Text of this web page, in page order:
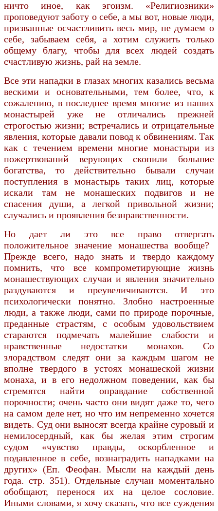
ничто иное, как эгоизм. «Религиозники»
проповедуют заботу о себе, а мы вот, новые люди,
призванные осчастливить весь мир, не думаем о
себе, забываем себя, а хотим служить только
общему благу, чтобы для всех людей создать
счастливую жизнь, рай на земле.
Все эти нападки в глазах многих казались весьма
вескими и основательными, тем более, что, к
сожалению, в последнее время многие из наших
монастырей уже не отличались прежней
строгостью жизни; встречались и отрицательные
явления, которые давали повод к обвинениям. Так
как с течением времени многие монастыри из
пожертвований верующих скопили большие
богатства, то действительно бывали случаи
поступления в монастырь таких лиц, которые
искали там не монашеских подвигов и не
спасения души, а легкой привольной жизни;
случались и проявления безнравственности.
Но дает ли это все право отвергать
положительное значение монашества вообще?
Прежде всего, надо знать и твердо каждому
помнить, что все компрометирующие жизнь
монашествующих случаи и явления значительно
раздуваются и преувеличиваются. И это
психологически понятно. Злобно настроенные
люди, а также люди, сами по природе порочные,
преданные страстям, с особым удовольствием
стараются подмечать малейшие слабости и
нравственные недостатки монахов. Со
злорадством следят они за каждым шагом не
вполне твердого в устоях монашеской жизни
монаха, и в его недолжном поведении, как бы
стремятся найти оправдание собственной
порочности; очень часто они видят даже то, чего
на самом деле нет, но что им непременно хочется
видеть. Суд они выносят всегда крайне суровый и
немилосердный, как бы желая этим строгим
судом «чувство правды, оскорбленное и
подавленное в себе, вознаградить нападками на
других» (Еп. Феофан. Мысли на каждый день
года. стр. 351). Отдельные случаи моментально
обобщают, перенося их на целое сословие.
Иными словами, я хочу сказать, что все суждения